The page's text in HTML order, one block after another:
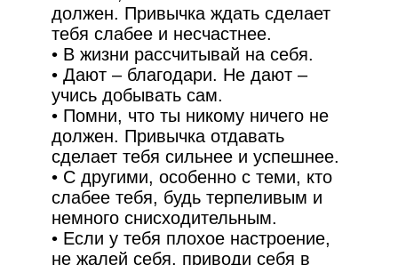
должен. Привычка ждать сделает
тебя слабее и несчастнее.
• В жизни рассчитывай на себя.
• Дают – благодари. Не дают –
учись добывать сам.
• Помни, что ты никому ничего не
должен. Привычка отдавать
сделает тебя сильнее и успешнее.
• С другими, особенно с теми, кто
слабее тебя, будь терпеливым и
немного снисходительным.
• Если у тебя плохое настроение,
не жалей себя, приводи себя в